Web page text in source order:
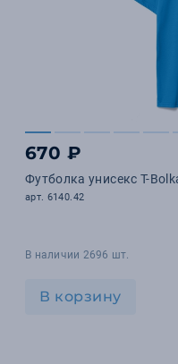
670 ₽
Футболка унисекс T-
арт. 6140.42
В наличии 2696 шт.
В корзину